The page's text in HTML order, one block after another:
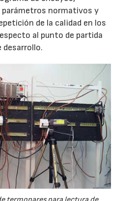
parámetros normativos y
de la calidad en los
al punto de partida
desarrollo.